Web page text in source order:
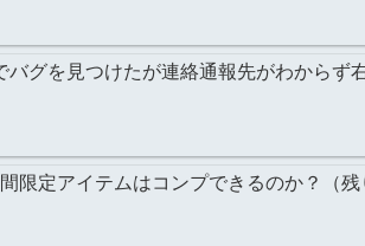
バグを見つけたが連絡通報先がわからず
限定アイテムはコンプできるのか？（残